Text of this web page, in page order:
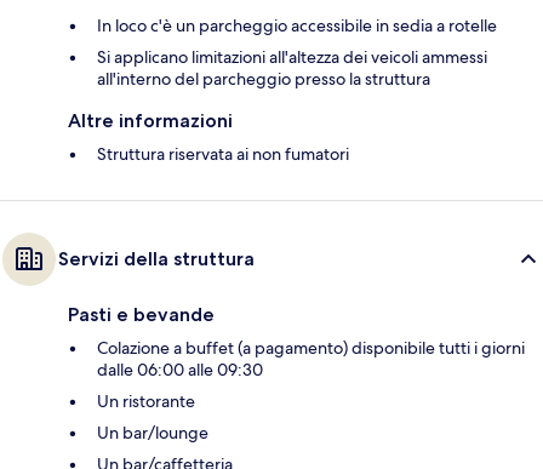
In loco c'è un parcheggio accessibile in sedia a rotelle
Si applicano limitazioni all'altezza dei veicoli ammessi
all'interno del parcheggio presso la struttura
Altre informazioni
Struttura riservata ai non fumatori
Servizi della struttura
Pasti e bevande
Colazione a buffet (a pagamento) disponibile tutti i giorni
dalle 06:00 alle 09:30
Un ristorante
Un bar/lounge
Un bar/caffetteria